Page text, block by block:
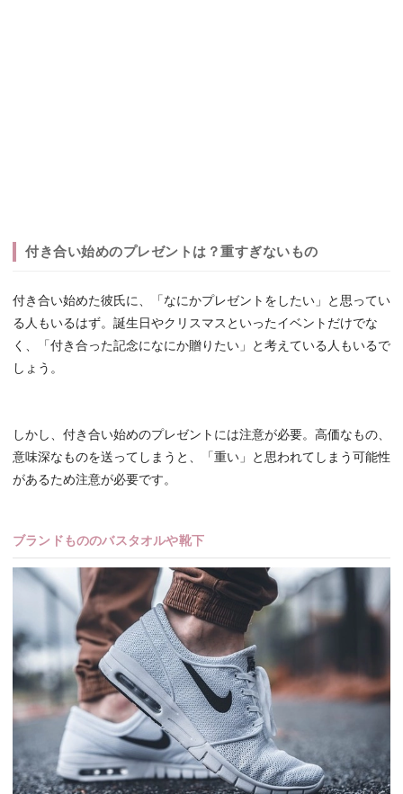
付き合い始めのプレゼントは？重すぎないもの
付き合い始めた彼氏に、「なにかプレゼントをしたい」と思ってい
る人もいるはず。誕生日やクリスマスといったイベントだけでな
く、「付き合った記念になにか贈りたい」と考えている人もいるで
しょう。
しかし、付き合い始めのプレゼントには注意が必要。高価なもの、
意味深なものを送ってしまうと、「重い」と思われてしまう可能性
があるため注意が必要です。
ブランドもののバスタオルや靴下